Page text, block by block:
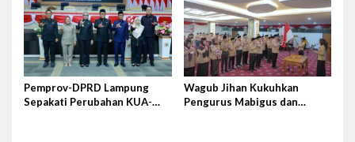
Pemprov-DPRD Lampung
Sepakati Perubahan KUA-
Wagub Jihan Kukuhkan
Pengurus Mabigus dan